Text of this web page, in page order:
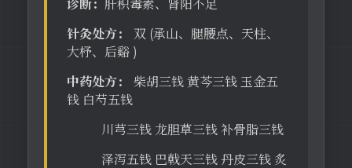
诊断： 肝积毒素、肾阳不足
针灸处方： 双 (承山、腿腰点、天柱、
大杼、后谿 )
中药处方： 柴胡三钱 黄芩三钱 玉金五
钱 白芍五钱
川芎三钱 龙胆草三钱 补骨脂三钱
泽泻五钱 巴戟天三钱 丹皮三钱 炙